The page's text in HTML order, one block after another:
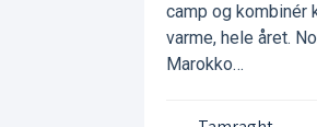
camp og kombinér
varme, hele året.
Marokko…